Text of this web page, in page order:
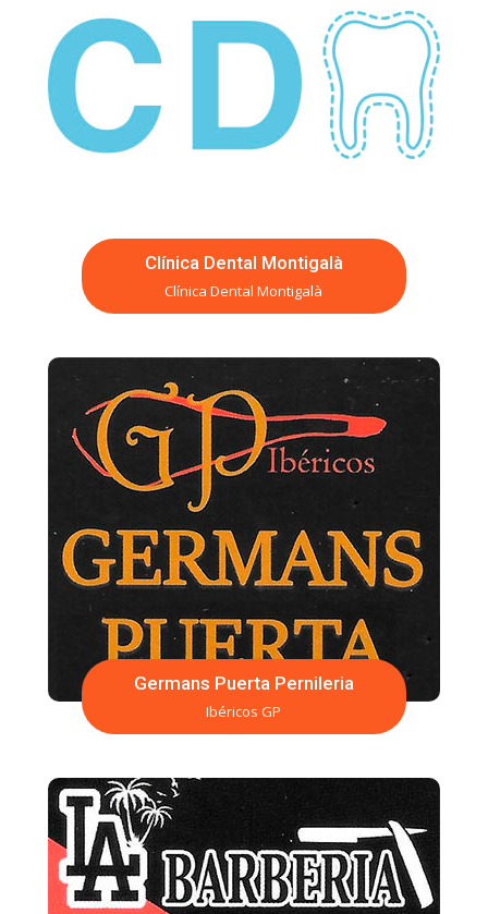
Clínica Dental Montigalà
Clínica Dental Montigalà
Germans Puerta Pernileria
Ibéricos GP